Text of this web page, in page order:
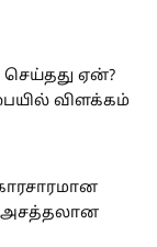
செய்தது ஏன்?
விளக்கம்
காரசாரமான
அசத்தலான